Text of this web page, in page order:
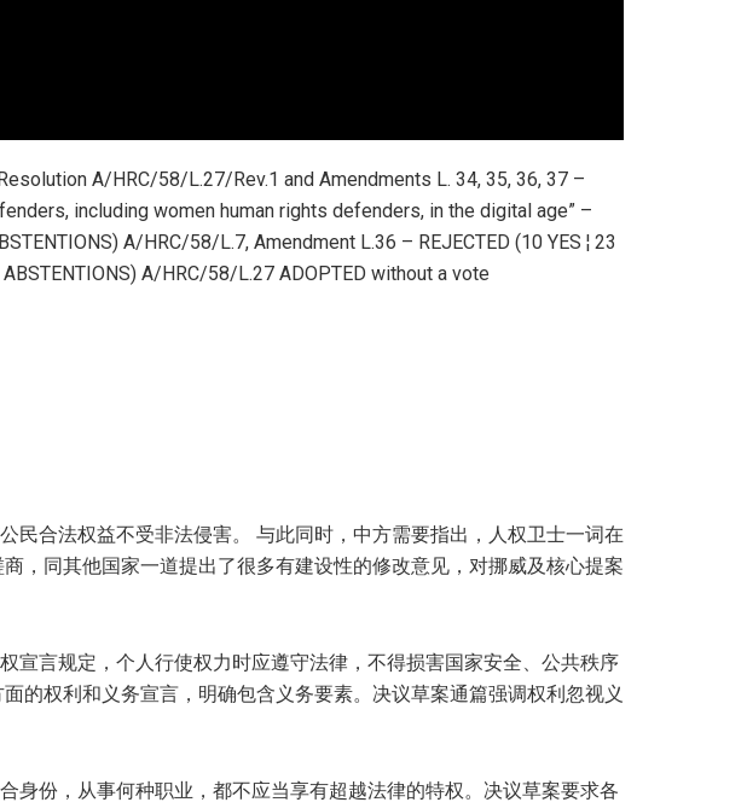
A/HRC/58/L.27/Rev.1 and Amendments L. 34, 35, 36, 37 –
including women human rights defenders, in the digital age” –
A/HRC/58/L.7, Amendment L.36 – REJECTED (10 YES ¦ 23
ABSTENTIONS) A/HRC/58/L.27 ADOPTED without a vote
民合法权益不受非法侵害。 与此同时，中方需要指出，人权卫士一词在
，同其他国家一道提出了很多有建设性的修改意见，对挪威及核心提案
宣言规定，个人行使权力时应遵守法律，不得损害国家安全、公共秩序
的权利和义务宣言，明确包含义务要素。决议草案通篇强调权利忽视义
身份，从事何种职业，都不应当享有超越法律的特权。决议草案要求各